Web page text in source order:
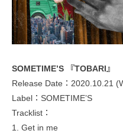
SOMETIME’S 『TOBARI』
Release Date：2020.10.21
Label：SOMETIME’S
Tracklist：
1. Get in me